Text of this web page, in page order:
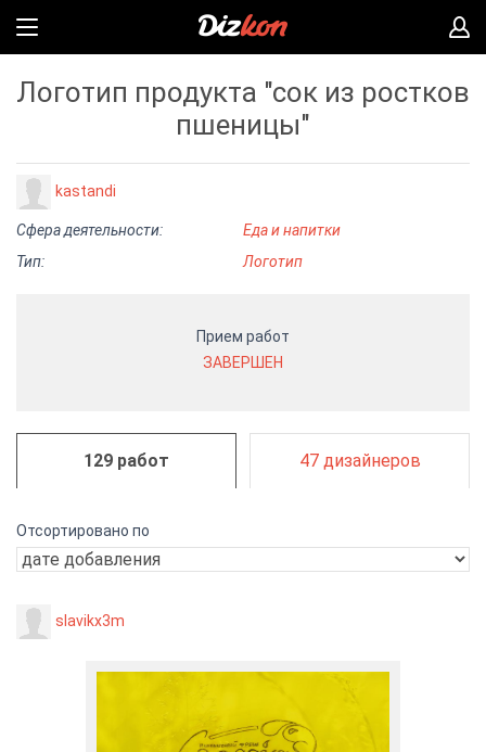
Логотип продукта "сок из ростков
пшеницы"
kastandi
Сфера деятельности:
Еда и напитки
Тип:
Логотип
Прием работ
ЗАВЕРШЕН
129 работ 47 дизайнеров
Отсортировано по
slavikx3m